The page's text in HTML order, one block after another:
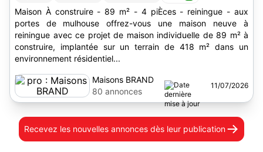
Maison À construire - 89 m² - 4 piÈces - reiningue - aux
portes de mulhouse offrez-vous une maison neuve à
reiningue avec ce projet de maison individuelle de 89 m² à
construire, implantée sur un terrain de 418 m² dans un
environnement résidentiel...
Maisons BRAND
80 annonces
11/07/2026
Recevez les nouvelles annonces dès leur publication